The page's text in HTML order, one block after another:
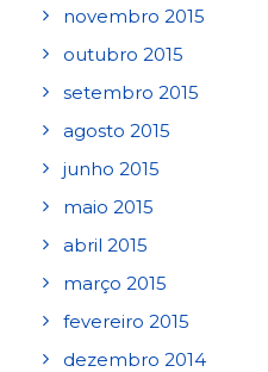
novembro 2015
outubro 2015
setembro 2015
agosto 2015
junho 2015
maio 2015
abril 2015
março 2015
fevereiro 2015
dezembro 2014